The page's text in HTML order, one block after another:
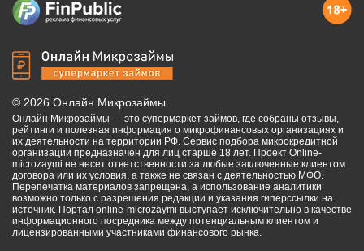
© 2026 Онлайн Микрозаймы
Онлайн Микрозаймы — это супермаркет займов, где собраны отзывы,
рейтинги и полезная информация о микрофинансовых организациях и
их деятельности на территории РФ. Сервис подбора микрокредитной
организации предназначен для лиц старше 18 лет. Проект Online-
microzaymi не несет ответственности за любые заключенные клиентом
договора или их условия, а также не связан с деятельностью МФО.
Перепечатка материалов запрещена, а использование аналитики
возможно только с разрешения редакции и указания гиперссылки на
источник. Портал online-microzaymi выступает исключительно в качестве
информационного посредника между потенциальным клиентом и
лицензированными участниками финансового рынка.